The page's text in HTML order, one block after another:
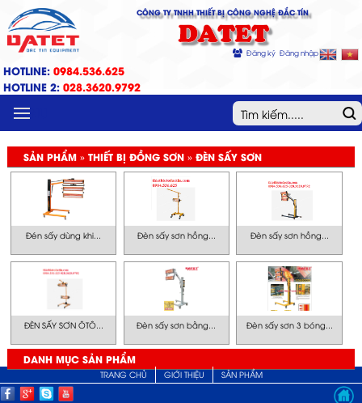
CÔNG TY TNHH THIẾT BỊ CÔNG NGHỆ ĐẮC TÍN
DATET
Đăng ký Đăng nhập
HOTLINE: 0984.536.625
HOTLINE 2: 028.3620.9792
MENU
SẢN PHẨM » THIẾT BỊ ĐỒNG SƠN » ĐÈN SẤY SƠN
Đén sấy dùng khi... Đèn sấy sơn hồng... Đèn sấy sơn hồng...
ĐÈN SẤY SƠN ÔTÔ... Đèn sấy sơn bằng... Đèn sấy sơn 3 bóng...
DANH MỤC SẢN PHẨM
TRANG CHỦ GIỚI THIỆU SẢN PHẨM